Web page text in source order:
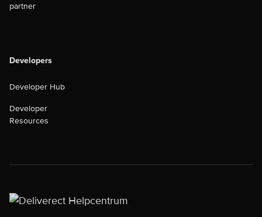
partner
Developers
Developer Hub
Developer
Resources